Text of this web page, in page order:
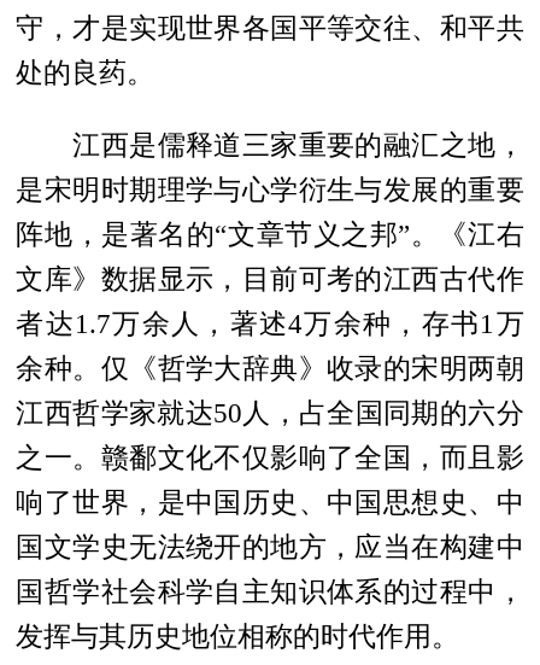
守，才是实现世界各国平等交往、和平共
处的良药。
江西是儒释道三家重要的融汇之地，
是宋明时期理学与心学衍生与发展的重要
阵地，是著名的“文章节义之邦”。《江右
文库》数据显示，目前可考的江西古代作
者达1.7万余人，著述4万余种，存书1万
余种。仅《哲学大辞典》收录的宋明两朝
江西哲学家就达50人，占全国同期的六分
之一。赣鄱文化不仅影响了全国，而且影
响了世界，是中国历史、中国思想史、中
国文学史无法绕开的地方，应当在构建中
国哲学社会科学自主知识体系的过程中，
发挥与其历史地位相称的时代作用。